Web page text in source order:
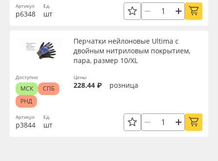
Артикул
р6348
Ед.
шт
Артикул
р3844
Перчатки нейлоновые Ultima с
двойным нитриловым покрытием,
пара, размер 10/XL
Ед.
шт
Цены
228.44 ₽ розница
Доступно
МСК
СПБ
РНД